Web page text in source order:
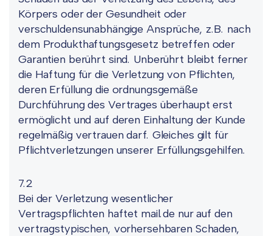
Körpers oder der Gesundheit oder
verschuldensunabhängige Ansprüche, z.B. nach
dem Produkthaftungsgesetz betreffen oder
Garantien berührt sind. Unberührt bleibt ferner
die Haftung für die Verletzung von Pflichten,
deren Erfüllung die ordnungsgemäße
Durchführung des Vertrages überhaupt erst
ermöglicht und auf deren Einhaltung der Kunde
regelmäßig vertrauen darf. Gleiches gilt für
Pflichtverletzungen unserer Erfüllungsgehilfen.
7.2
Bei der Verletzung wesentlicher
Vertragspflichten haftet mail.de nur auf den
vertragstypischen, vorhersehbaren Schaden,